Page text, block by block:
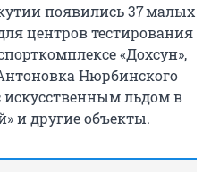
появились 37 малых
центров тестирования
«Дохсун»,
Нюрбинского
льдом в
и другие объекты.